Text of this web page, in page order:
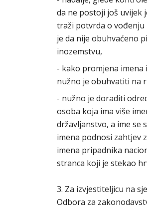
da ne postoji još uvijek
traži potvrda o
je da nije obuhvaćeno
inozemstvu,
- kako promjena imena
nužno je obuhvatiti na
- nužno je doraditi
osoba koja ima više
državljanstvo, a ime se
imena podnosi zahtjev
imena pripadnika
stranca koji je stekao
3. Za izvjestiteljicu na
Odbora za